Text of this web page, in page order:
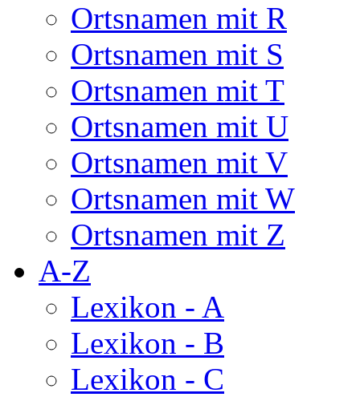
Ortsnamen mit R
Ortsnamen mit S
Ortsnamen mit T
Ortsnamen mit U
Ortsnamen mit V
Ortsnamen mit W
Ortsnamen mit Z
A-Z
Lexikon - A
Lexikon - B
Lexikon - C